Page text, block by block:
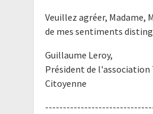
Veuillez agréer, Madame,
de mes sentiments
Guillaume Leroy,
Président de l'association
Citoyenne